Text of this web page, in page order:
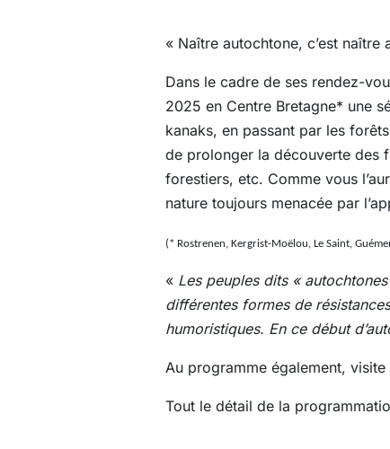
« Naître autochtone, c’est
Dans le cadre de ses rendez-
2025 en Centre Bretagne* une
kanaks, en passant par les
de prolonger la découverte des
forestiers, etc. Comme vous
nature toujours menacée par
(* Rostrenen, Kergrist-Moëlou, Le Saint,
« Les peuples dits «
différentes formes de
humoristiques. En ce début
Au programme également,
Tout le détail de la